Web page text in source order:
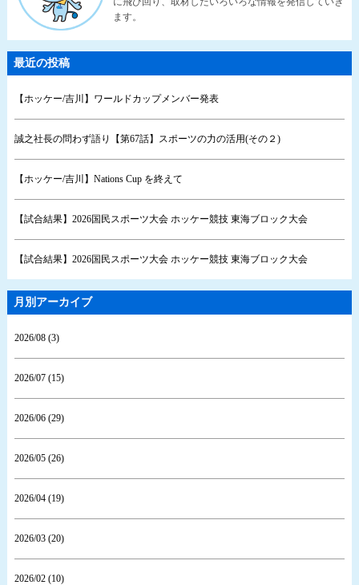
ます。
最近の投稿
【ホッケー/吉川】ワールドカップメンバー発表
誠之社長の問わず語り【第67話】スポーツの力の活用(その２)
【ホッケー/吉川】Nations Cup を終えて
【試合結果】2026国民スポーツ大会 ホッケー競技 東海ブロック大会
【試合結果】2026国民スポーツ大会 ホッケー競技 東海ブロック大会
月別アーカイブ
2026/08 (3)
2026/07 (15)
2026/06 (29)
2026/05 (26)
2026/04 (19)
2026/03 (20)
2026/02 (10)